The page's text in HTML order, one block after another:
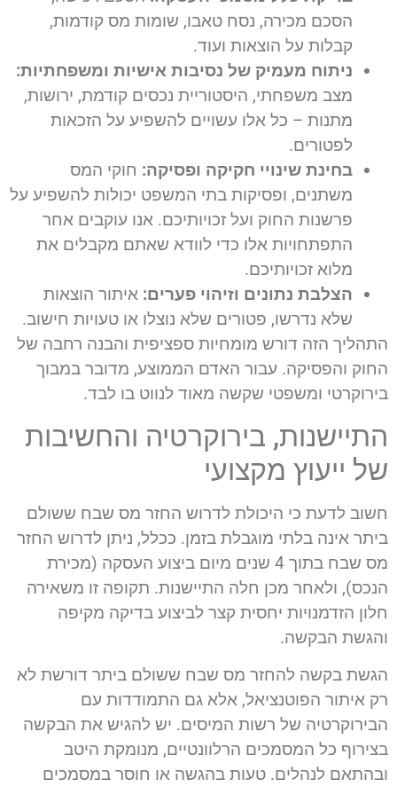
הסכם מכירה, נסח טאבו, שומות מס קודמות,
קבלות על הוצאות ועוד.
ניתוח מעמיק של נסיבות אישיות ומשפחתיות:
מצב משפחתי, היסטוריית נכסים קודמת, ירושות,
מתנות – כל אלו עשויים להשפיע על הזכאות
לפטורים.
בחינת שינויי חקיקה ופסיקה: חוקי המס
משתנים, ופסיקות בתי המשפט יכולות להשפיע על
פרשנות החוק ועל זכויותיכם. אנו עוקבים אחר
התפתחויות אלו כדי לוודא שאתם מקבלים את
מלוא זכויותיכם.
הצלבת נתונים וזיהוי פערים: איתור הוצאות
שלא נדרשו, פטורים שלא נוצלו או טעויות חישוב.
התהליך הזה דורש מומחיות ספציפית והבנה רחבה של
החוק והפסיקה. עבור האדם הממוצע, מדובר במבוך
בירוקרטי ומשפטי שקשה מאוד לנווט בו לבד.
התיישנות, בירוקרטיה והחשיבות
של ייעוץ מקצועי
חשוב לדעת כי היכולת לדרוש החזר מס שבח ששולם
ביתר אינה בלתי מוגבלת בזמן. ככלל, ניתן לדרוש החזר
מס שבח בתוך 4 שנים מיום ביצוע העסקה (מכירת
הנכס), ולאחר מכן חלה התיישנות. תקופה זו משאירה
חלון הזדמנויות יחסית קצר לביצוע בדיקה מקיפה
והגשת הבקשה.
הגשת בקשה להחזר מס שבח ששולם ביתר דורשת לא
רק איתור הפוטנציאל, אלא גם התמודדות עם
הבירוקרטיה של רשות המיסים. יש להגיש את הבקשה
בצירוף כל המסמכים הרלוונטיים, מנומקת היטב
ובהתאם לנהלים. טעות בהגשה או חוסר במסמכים